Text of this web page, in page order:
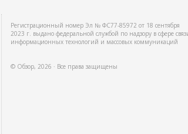
Регистрационный номер Эл № ФС77-85972 от 18 сентября
2023 г. выдано федеральной службой по надзору в сфере
информационных технологий и массовых коммуникаций
© Обзор, 2026 ∙ Все права защищены